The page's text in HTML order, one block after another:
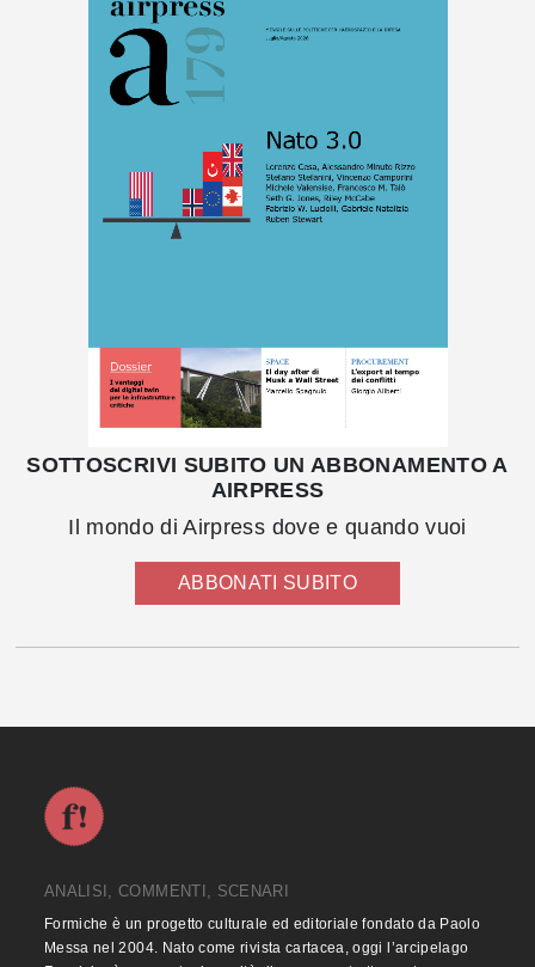
SOTTOSCRIVI SUBITO UN ABBONAMENTO A
AIRPRESS
Il mondo di Airpress dove e quando vuoi
ABBONATI SUBITO
ANALISI, COMMENTI, SCENARI
Formiche è un progetto culturale ed editoriale fondato da Paolo
Messa nel 2004. Nato come rivista cartacea, oggi l’arcipelago